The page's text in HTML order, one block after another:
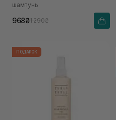
шампунь
968₴1 290₴
ПОДАРОК